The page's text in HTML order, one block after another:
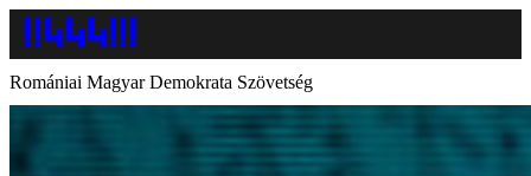
Romániai Magyar Demokrata Szövetség